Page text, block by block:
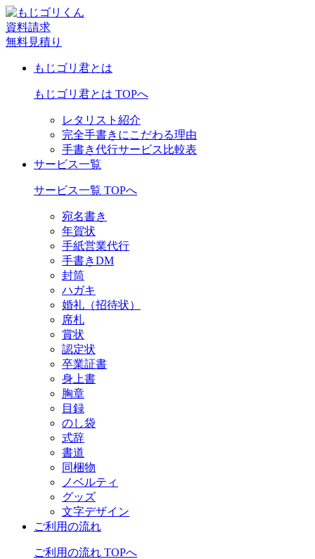
資料請求
無料見積り
もじゴリ君とは
もじゴリ君とは TOPへ
レタリスト紹介
完全手書きにこだわる理由
手書き代行サービス比較表
サービス一覧
サービス一覧 TOPへ
宛名書き
年賀状
手紙営業代行
手書きDM
封筒
ハガキ
婚礼（招待状）
席札
賞状
認定状
卒業証書
身上書
胸章
目録
のし袋
式辞
書道
同梱物
ノベルティ
グッズ
文字デザイン
ご利用の流れ
ご利用の流れ TOPへ